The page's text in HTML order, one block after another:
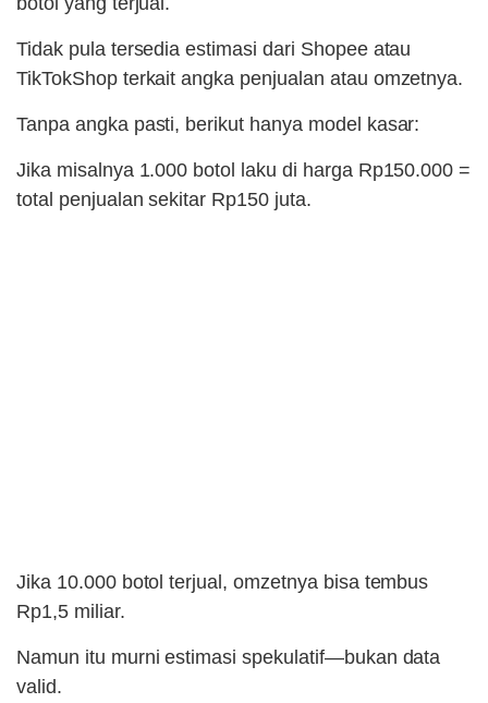
Tidak pula tersedia estimasi dari Shopee atau
TikTokShop terkait angka penjualan atau omzetnya.
Tanpa angka pasti, berikut hanya model kasar:
Jika misalnya 1.000 botol laku di harga Rp150.000 =
total penjualan sekitar Rp150 juta.
Jika 10.000 botol terjual, omzetnya bisa tembus
Rp1,5 miliar.
Namun itu murni estimasi spekulatif—bukan data
valid.